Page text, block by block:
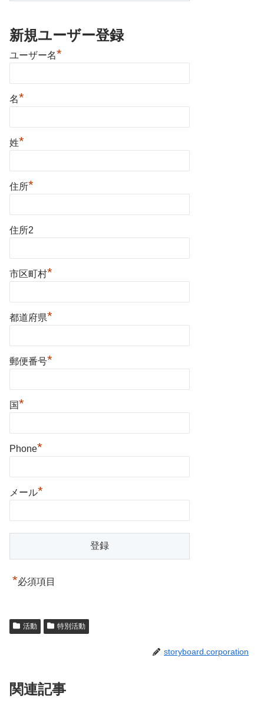
新規ユーザー登録
ユーザー名*
名*
姓*
住所*
住所2
市区町村*
都道府県*
郵便番号*
国*
Phone*
メール*
*必須項目
活動 特別活動
storyboard.corporation
関連記事